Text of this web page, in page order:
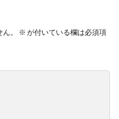
。 ※ が付いている欄は必須項